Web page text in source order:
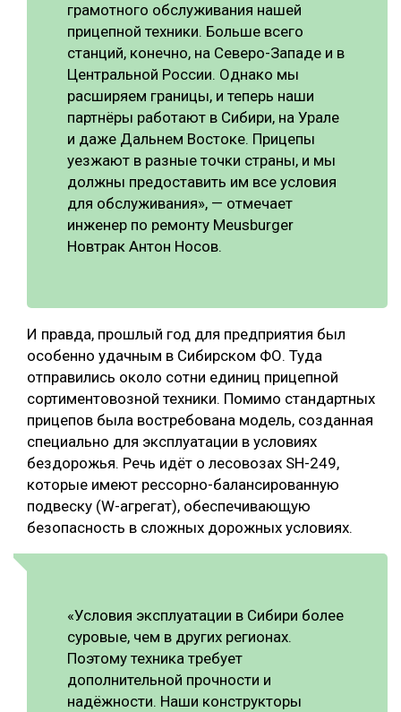
МЕБЕЛЬНОЕ ПРОИЗВОДСТВО
грамотного обслуживания нашей
прицепной техники. Больше всего
станций, конечно, на Северо-Западе и в
Центральной России. Однако мы
расширяем границы, и теперь наши
партнёры работают в Сибири, на Урале
и даже Дальнем Востоке. Прицепы
уезжают в разные точки страны, и мы
должны предоставить им все условия
для обслуживания», — отмечает
инженер по ремонту Meusburger
Новтрак Антон Носов.
И правда, прошлый год для предприятия был
особенно удачным в Сибирском ФО. Туда
отправились около сотни единиц прицепной
сортиментовозной техники. Помимо стандартных
прицепов была востребована модель, созданная
специально для эксплуатации в условиях
бездорожья. Речь идёт о лесовозах SH-249,
которые имеют рессорно-балансированную
подвеску (W-агрегат), обеспечивающую
безопасность в сложных дорожных условиях.
«Условия эксплуатации в Сибири более
суровые, чем в других регионах.
Поэтому техника требует
дополнительной прочности и
надёжности. Наши конструкторы